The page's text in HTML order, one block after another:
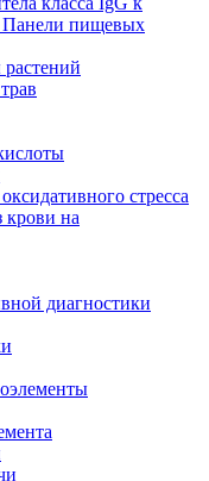
Панели пищевых
стресса
крови на
диагностики